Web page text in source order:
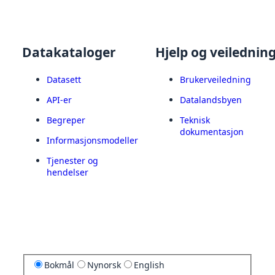
Datakataloger
Datasett
API-er
Begreper
Informasjonsmodeller
Tjenester og
hendelser
Hjelp og
Brukerveiledning
Datalandsbyen
Teknisk
dokumentasjon
Bokmål Nynorsk English